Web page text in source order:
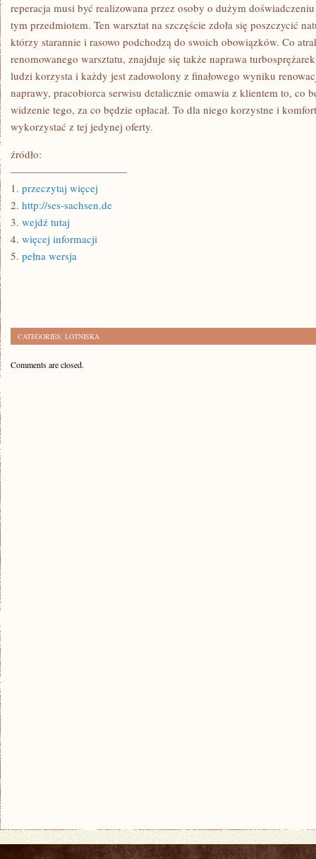
reperacja musi być realizowana przez osoby o dużym
tym przedmiotem. Ten warsztat na szczęście zdoła się poszczycić
którzy starannie i rasowo podchodzą do swoich obowiązków. Co
renomowanego warsztatu, znajduje się także naprawa
ludzi korzysta i każdy jest zadowolony z finałowego wyniku
naprawy, pracobiorca serwisu detalicznie omawia z klientem to, co
widzenie tego, za co będzie opłacał. To dla niego korzystne i
wykorzystać z tej jedynej oferty.
źródło:
———————————
1. przeczytaj więcej
2. http://ses-sachsen.de
3. wejdź tutaj
4. więcej informacji
5. pełna wersja
CATEGORIES: LOTNISKA
Comments are closed.